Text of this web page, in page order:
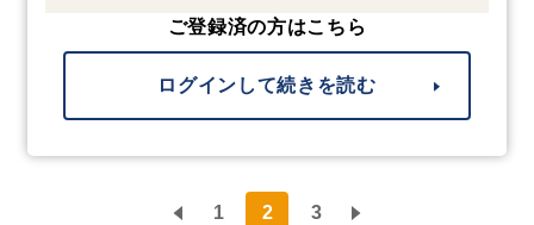
ご登録済の方はこちら
ログインして続きを読む
1 2 3